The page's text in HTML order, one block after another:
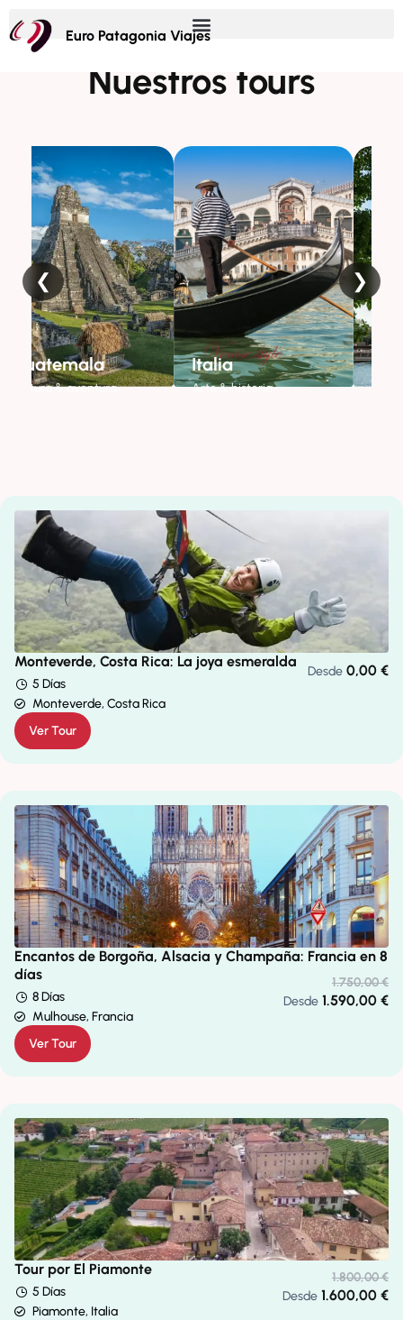
Euro Patagonia Viajes
Nuestros tours
❮
Italia
Arte & historia
Francia
Elegancia &
❯
Monteverde, Costa Rica: La joya esmeralda
5 Días
Monteverde, Costa Rica
Desde 0,00 €
Ver Tour
Encantos de Borgoña, Alsacia y Champaña: Francia en 8
días
8 Días
Mulhouse, Francia
1.750,00€
Desde 1.590,00 €
Ver Tour
Tour por El Piamonte
5 Días
Piamonte, Italia
1.800,00€
Desde 1.600,00 €